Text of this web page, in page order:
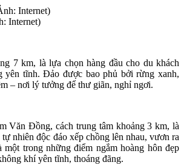
Internet)
7 km, là lựa chọn hàng đầu cho du khách
yên tĩnh. Đảo được bao phủ bởi rừng xanh,
– nơi lý tưởng để thư giãn, nghỉ ngơi.
Văn Đồng, cách trung tâm khoảng 3 km, là
nhiên độc đáo xếp chồng lên nhau, vươn ra
trong những điểm ngắm hoàng hôn đẹp
khí yên tĩnh, thoáng đãng.